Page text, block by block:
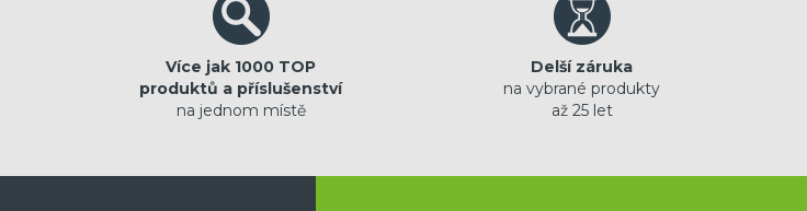
Více jak 1000 TOP
produktů a příslušenství
na jednom místě
Delší záruka
na vybrané produkty
až 25 let